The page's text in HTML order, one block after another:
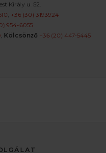
Király u. 52.
, +36 (30) 3193924
954-6055
, Kölcsönző +36 (20) 447-5445